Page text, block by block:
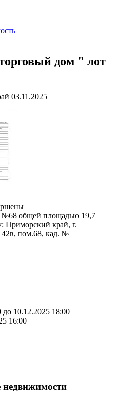
дом " лот
03.11.2025
общей площадью 19,7
Приморский край, г.
42в, пом.68, кад. №
до 10.12.2025 18:00
16:00